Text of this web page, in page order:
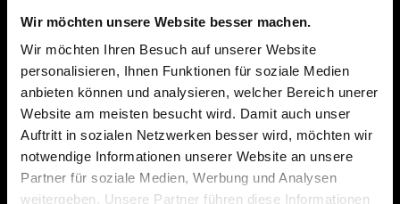
Wir möchten unsere Website besser machen.
Wir möchten Ihren Besuch auf unserer Website
personalisieren, Ihnen Funktionen für soziale Medien
anbieten können und analysieren, welcher Bereich unerer
Website am meisten besucht wird. Damit auch unser
Auftritt in sozialen Netzwerken besser wird, möchten wir
notwendige Informationen unserer Website an unsere
Partner für soziale Medien, Werbung und Analysen
weitergeben. Unsere Partner führen diese Informationen
Aktuellster Stand Januar 2024: die HKR Automotive
GmbH zählt rund 150 Mitarbeiter.
3 STANDORTE